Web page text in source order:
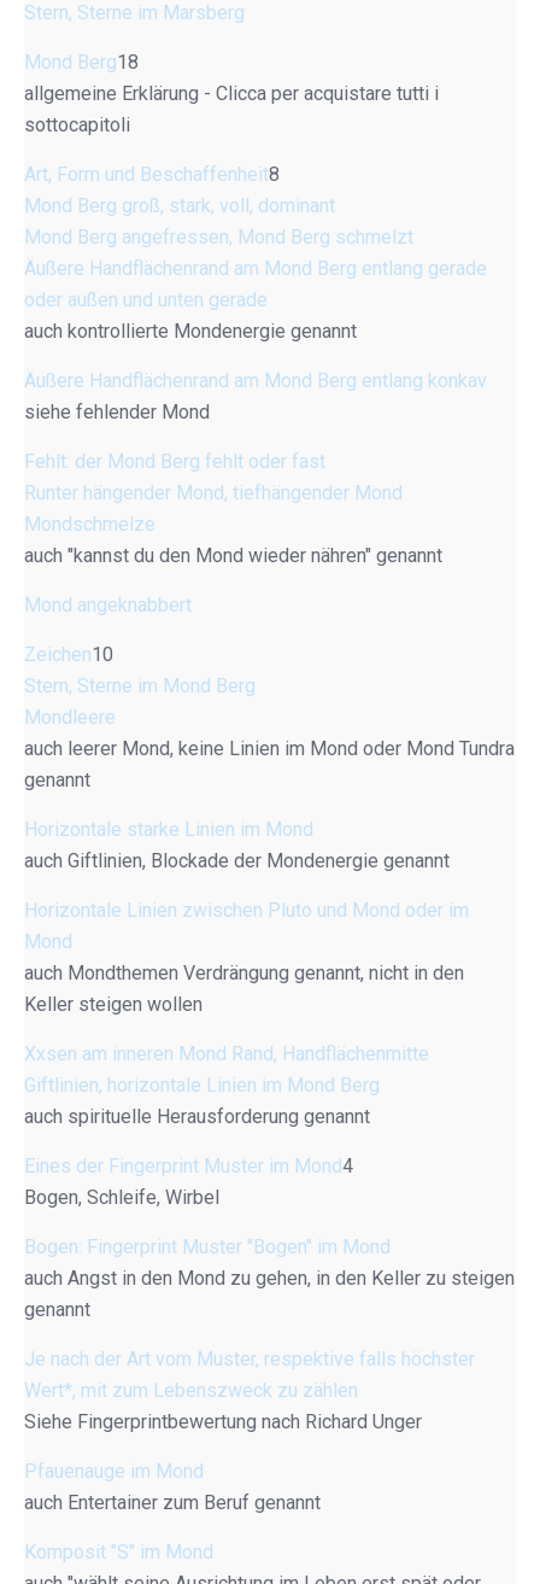
Stern, Sterne im Marsberg
Mond Berg18
allgemeine Erklärung - Clicca per acquistare tutti i
sottocapitoli
Art, Form und Beschaffenheit8
Mond Berg groß, stark, voll, dominant
Mond Berg angefressen, Mond Berg schmelzt
Äußere Handflächenrand am Mond Berg entlang gerade
oder außen und unten gerade
auch kontrollierte Mondenergie genannt
Äußere Handflächenrand am Mond Berg entlang konkav
siehe fehlender Mond
Fehlt: der Mond Berg fehlt oder fast
Runter hängender Mond, tiefhängender Mond
Mondschmelze
auch "kannst du den Mond wieder nähren" genannt
Mond angeknabbert
Zeichen10
Stern, Sterne im Mond Berg
Mondleere
auch leerer Mond, keine Linien im Mond oder Mond Tundra
genannt
Horizontale starke Linien im Mond
auch Giftlinien, Blockade der Mondenergie genannt
Horizontale Linien zwischen Pluto und Mond oder im
Mond
auch Mondthemen Verdrängung genannt, nicht in den
Keller steigen wollen
Xxsen am inneren Mond Rand, Handflächenmitte
Giftlinien, horizontale Linien im Mond Berg
auch spirituelle Herausforderung genannt
Eines der Fingerprint Muster im Mond4
Bogen, Schleife, Wirbel
Bogen: Fingerprint Muster "Bogen" im Mond
auch Angst in den Mond zu gehen, in den Keller zu steigen
genannt
Je nach der Art vom Muster, respektive falls höchster
Wert*, mit zum Lebenszweck zu zählen
Siehe Fingerprintbewertung nach Richard Unger
Pfauenauge im Mond
auch Entertainer zum Beruf genannt
Komposit "S" im Mond